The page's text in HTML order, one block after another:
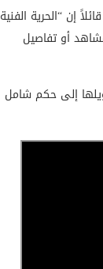
إن “الحرية الفنية
أو تفاصيل
إلى حكم شامل